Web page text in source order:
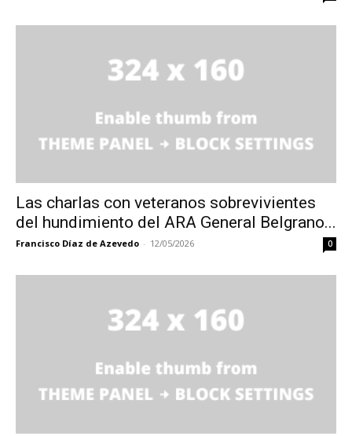
Las charlas con veteranos sobrevivientes
del hundimiento del ARA General Belgrano...
Francisco Díaz de Azevedo - 12/05/2026 0